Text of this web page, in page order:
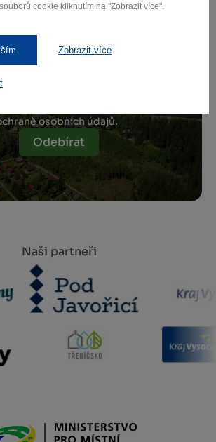
cookie kliknutím na "Zobrazit více".
Zobrazit více
o novinkách.
osobních údajů.
Odebírat
Naši partneři